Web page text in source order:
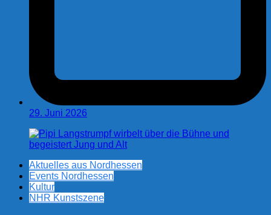
29. Juni 2026
Aktuelles aus Nordhessen
Events Nordhessen
Kultur
NHR Kunstszene